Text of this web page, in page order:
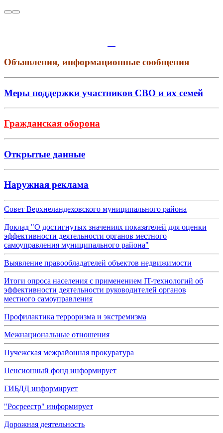
Объявления, информационные сообщения
Меры поддержки участников СВО и их семей
Гражданская оборона
Открытые данные
Наружная реклама
Совет Верхнеландеховского муниципального района
Доклад "О достигнутых значениях показателей для оценки
эффективности деятельности органов местного
самоуправления муниципального района"
Выявление правообладателей объектов недвижимости
Итоги опроса населения с применением IT-технологий об
эффективности деятельности руководителей органов
местного самоуправления
Профилактика терроризма и экстремизма
Межнациональные отношения
Пучежская межрайонная прокуратура
Пенсионный фонд информирует
ГИБДД информирует
"Росреестр" информирует
Дорожная деятельность